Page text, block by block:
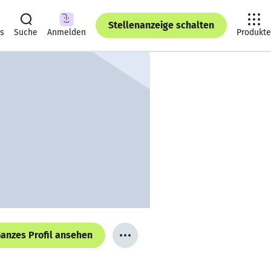
Suche Anmelden
Stellenanzeige schalten
Produkte
Profil ansehen